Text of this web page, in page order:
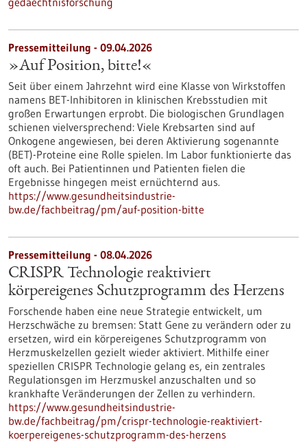
Pressemitteilung - 09.04.2026
»Auf Position, bitte!«
Seit über einem Jahrzehnt wird eine Klasse von Wirkstoffen
namens BET-Inhibitoren in klinischen Krebsstudien mit
großen Erwartungen erprobt. Die biologischen Grundlagen
schienen vielversprechend: Viele Krebsarten sind auf
Onkogene angewiesen, bei deren Aktivierung sogenannte
(BET)-Proteine eine Rolle spielen. Im Labor funktionierte das
oft auch. Bei Patientinnen und Patienten fielen die
Ergebnisse hingegen meist ernüchternd aus.
https://www.gesundheitsindustrie-
bw.de/fachbeitrag/pm/auf-position-bitte
Pressemitteilung - 08.04.2026
CRISPR Technologie reaktiviert
körpereigenes Schutzprogramm des Herzens
Forschende haben eine neue Strategie entwickelt, um
Herzschwäche zu bremsen: Statt Gene zu verändern oder zu
ersetzen, wird ein körpereigenes Schutzprogramm von
Herzmuskelzellen gezielt wieder aktiviert. Mithilfe einer
speziellen CRISPR Technologie gelang es, ein zentrales
Regulationsgen im Herzmuskel anzuschalten und so
krankhafte Veränderungen der Zellen zu verhindern.
https://www.gesundheitsindustrie-
bw.de/fachbeitrag/pm/crispr-technologie-reaktiviert-
koerpereigenes-schutzprogramm-des-herzens